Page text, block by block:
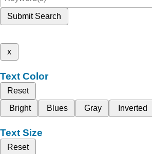
Submit Search
x
Text Color
Reset
Bright
Blues Gray Inverted
Text Size
Reset